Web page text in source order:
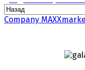
Company